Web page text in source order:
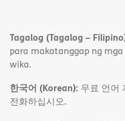
Tagalog (Tagalog –
para makatanggap ng
wika.
한국어 (Korean): 무료 언어
전화하십시오.